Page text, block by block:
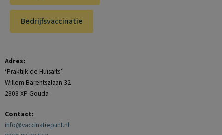
Bedrijfsvaccinatie
Adres:
‘Praktijk de Huisarts’
Willem Barentszlaan 32
2803 XP Gouda
Contact:
info@vaccinatiepunt.nl